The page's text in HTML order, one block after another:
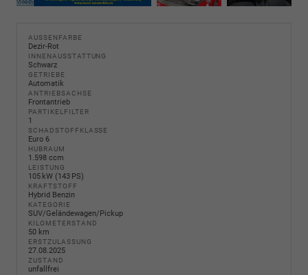
AUSSENFARBE
Dezir-Rot
INNENAUSSTATTUNG
Schwarz
GETRIEBE
Automatik
ANTRIEBSACHSE
Frontantrieb
PARTIKELFILTER
1
SCHADSTOFFKLASSE
Euro 6
HUBRAUM
1.598 ccm
LEISTUNG
105 kW (143 PS)
KRAFTSTOFF
Hybrid Benzin
KATEGORIE
SUV/Geländewagen/Pickup
KILOMETERSTAND
50 km
ERSTZULASSUNG
27.08.2025
ZUSTAND
unfallfrei